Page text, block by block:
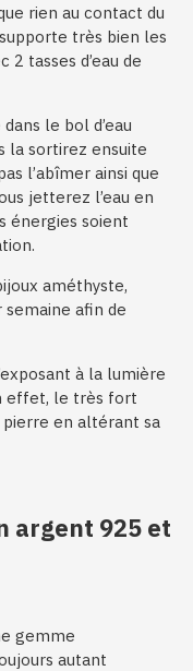
rien au contact du
très bien les
tasses d’eau de
le bol d’eau
la sortirez ensuite
l’abîmer ainsi que
jetterez l’eau en
énergies soient
améthyste,
semaine afin de
à la lumière
effet, le très fort
en altérant sa
argent 925 et
gemme
autant